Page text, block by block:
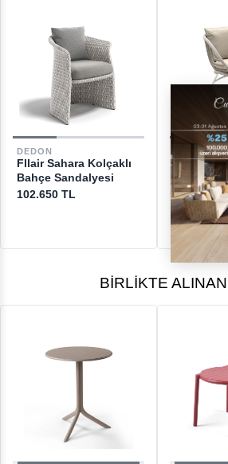
GERİ ÖDEMELER
DESTEK
[email protected]
DEDON
Fllair Sahara Kolçaklı
Bahçe Sandalyesi
102.650 TL
DEDON
Kida
137.200
BIRLIKTE